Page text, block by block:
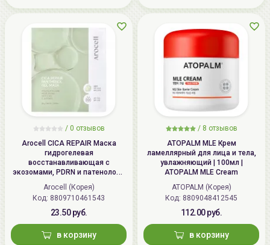
/ 0 отзывов
Arocell CICA REPAIR Маска
гидрогелевая
восстанавливающая с
экозомами, PDRN и патенолом |
25г | CICA REPAIR Panthenol Gel
Mask
Arocell (Корея)
Код: 8809710461543
23.50 руб.
в корзину
/ 8 отзывов
ATOPALM MLE Крем
ламеллярный для лица и тела,
увлажняющий | 100мл |
ATOPALM MLE Cream
ATOPALM (Корея)
Код: 8809048412545
112.00 руб.
в корзину